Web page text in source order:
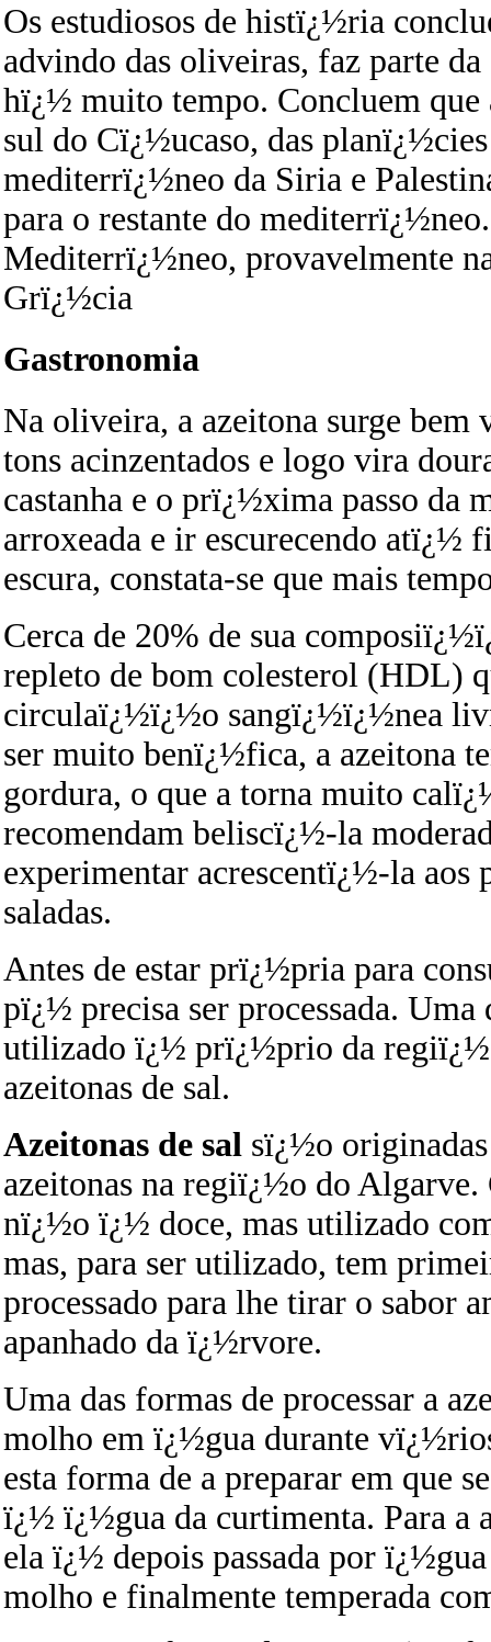
Os estudiosos de histï¿½ria
advindo das oliveiras, faz parte
hï¿½ muito tempo. Concluem
sul do Cï¿½ucaso, das
mediterrï¿½neo da Siria e
para o restante do
Mediterrï¿½neo, provavelmente
Grï¿½cia
Gastronomia
Na oliveira, a azeitona surge bem
tons acinzentados e logo vira
castanha e o prï¿½xima passo da
arroxeada e ir escurecendo atï¿½
escura, constata-se que mais
Cerca de 20% de sua
repleto de bom colesterol (HDL)
circulaï¿½ï¿½o sangï¿½ï¿½nea
ser muito benï¿½fica, a azeitona
gordura, o que a torna muito
recomendam beliscï¿½-la
experimentar acrescentï¿½-la aos
saladas.
Antes de estar prï¿½pria para
pï¿½ precisa ser processada. Uma
utilizado ï¿½ prï¿½prio da
azeitonas de sal.
Azeitonas de sal sï¿½o
azeitonas na regiï¿½o do Algarve.
nï¿½o ï¿½ doce, mas utilizado
mas, para ser utilizado, tem
processado para lhe tirar o sabor
apanhado da ï¿½rvore.
Uma das formas de processar a
molho em ï¿½gua durante
esta forma de a preparar em que
ï¿½ ï¿½gua da curtimenta. Para a
ela ï¿½ depois passada por
molho e finalmente temperada